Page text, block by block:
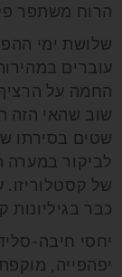
הרוח משתפר
שלושת ימי
עוברים
החמה על
שוב שהאי הזה
שטים בסירתו
לביקור
של קסטלוריזו.
כבר
יחסי חיבה-
יפהפייה,